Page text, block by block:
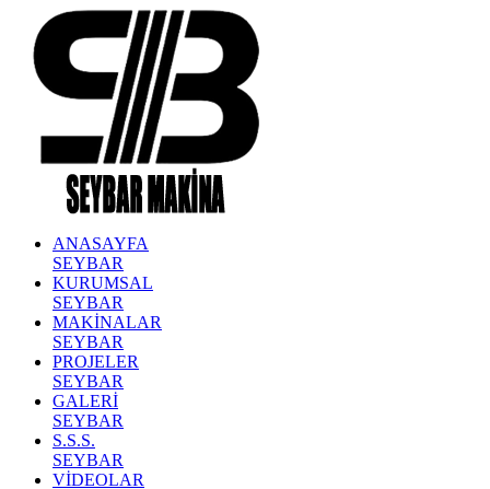
ANASAYFA
SEYBAR
KURUMSAL
SEYBAR
MAKİNALAR
SEYBAR
PROJELER
SEYBAR
GALERİ
SEYBAR
S.S.S.
SEYBAR
VİDEOLAR